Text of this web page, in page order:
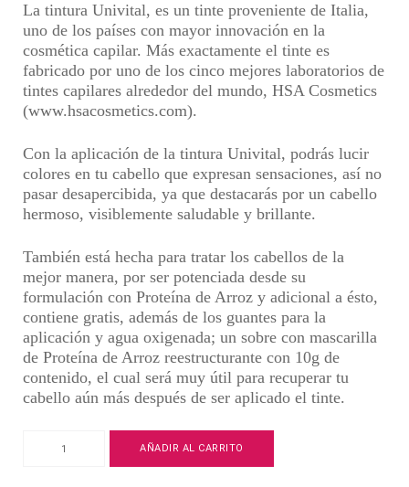
La tintura Univital, es un tinte proveniente de Italia,
uno de los países con mayor innovación en la
cosmética capilar. Más exactamente el tinte es
fabricado por uno de los cinco mejores laboratorios de
tintes capilares alrededor del mundo, HSA Cosmetics
(www.hsacosmetics.com).
Con la aplicación de la tintura Univital, podrás lucir
colores en tu cabello que expresan sensaciones, así no
pasar desapercibida, ya que destacarás por un cabello
hermoso, visiblemente saludable y brillante.
También está hecha para tratar los cabellos de la
mejor manera, por ser potenciada desde su
formulación con Proteína de Arroz y adicional a ésto,
contiene gratis, además de los guantes para la
aplicación y agua oxigenada; un sobre con mascarilla
de Proteína de Arroz reestructurante con 10g de
contenido, el cual será muy útil para recuperar tu
cabello aún más después de ser aplicado el tinte.
Tintura
Univital
AÑADIR AL CARRITO